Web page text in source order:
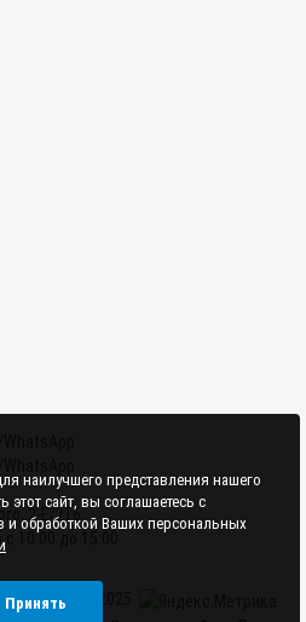
2-Е/216
10:00 до 15:00
2015–2025.
наилучшего представления нашего
сайт, вы соглашаетесь с
обработкой Ваших персональных
Принять